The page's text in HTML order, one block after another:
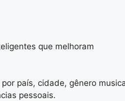
que melhoram
país, cidade, gênero
pessoais.